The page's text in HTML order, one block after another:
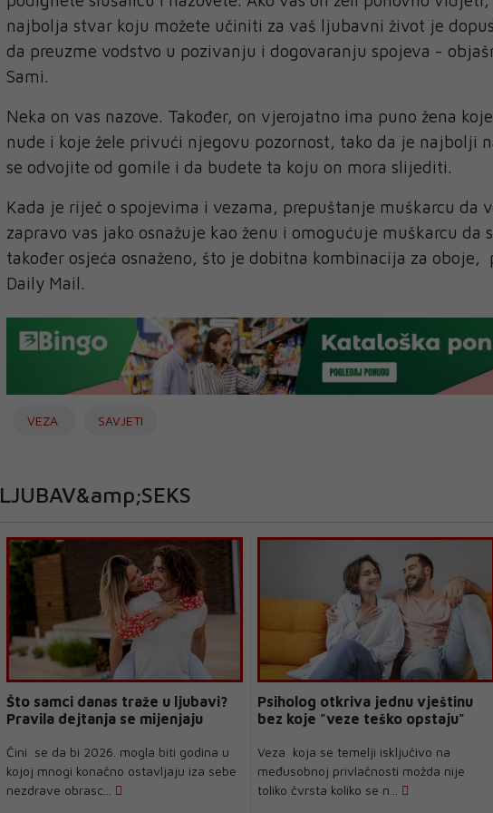
najbolja stvar koju možete učiniti za vaš ljubavni život je
da preuzme vodstvo u pozivanju i dogovaranju spojeva -
Sami.
Neka on vas nazove. Također, on vjerojatno ima puno žena
nude i koje žele privući njegovu pozornost, tako da je najbolji
se odvojite od gomile i da budete ta koju on mora slijediti.
Kada je riječ o spojevima i vezama, prepuštanje muškarcu da
zapravo vas jako osnažuje kao ženu i omogućuje muškarcu da
također osjeća osnaženo, što je dobitna kombinacija za oboje,
Daily Mail.
VEZA SAVJETI
LJUBAV&amp;SEKS
Što samci danas traže u ljubavi?
Pravila dejtanja se mijenjaju
Čini se da bi 2026. mogla biti godina u
kojoj mnogi konačno ostavljaju iza sebe
nezdrave obrasc...
Psiholog otkriva jednu vještinu
bez koje "veze teško opstaju"
Veza koja se temelji isključivo na
međusobnoj privlačnosti možda nije
toliko čvrsta koliko se n...